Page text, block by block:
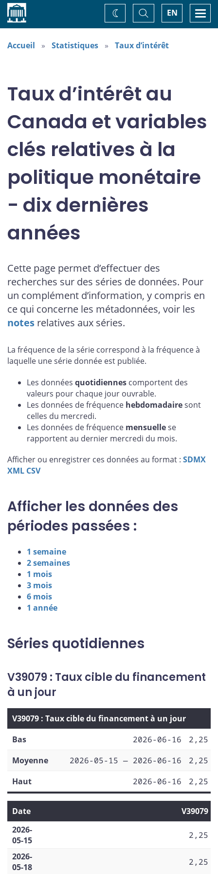
Accueil EN
Basculer
la
recherche
Changez
de
thème
Accueil Statistiques Taux d’intérêt
Taux d’intérêt au
Canada et variables
clés relatives à la
politique monétaire
- dix dernières
années
Cette page permet d’effectuer des
recherches sur des séries de données. Pour
un complément d’information, y compris en
ce qui concerne les métadonnées, voir les
notes relatives aux séries.
La fréquence de la série correspond à la fréquence à
laquelle une série donnée est publiée.
Les données quotidiennes comportent des
valeurs pour chaque jour ouvrable.
Les données de fréquence hebdomadairesont
celles du mercredi.
Les données de fréquence mensuellese
rapportent au dernier mercredi du mois.
Afficher ou enregistrer ces données au format : SDMX
XML CSV
Afficher les données des
périodes passées :
1 semaine
2 semaines
1 mois
3 mois
6 mois
1 année
Séries quotidiennes
V39079 : Taux cible du financement
à un jour
V39079 : Taux cible du financement à un jour
Bas
2026-06-16
2,25
Moyenne
2026-05-15 — 2026-06-16
2,25
Haut
2026-06-16 2,25
Date
V39079
2026-
05-15
2,25
2026-
05-18
2,25